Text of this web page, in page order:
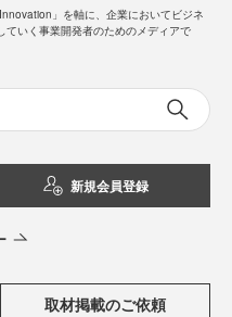
」を軸に、企業においてビジネ
ていく事業開発者のためのメディアで
新規会員登録
取材掲載のご依頼